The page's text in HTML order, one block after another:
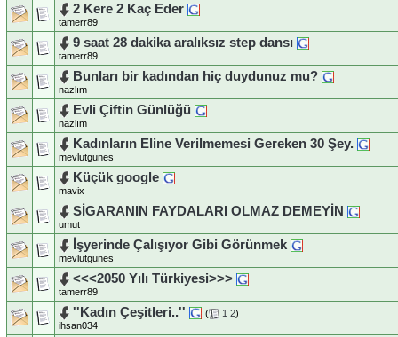
2 Kere 2 Kaç Eder
tamerr89
9 saat 28 dakika aralıksız step dansı
tamerr89
Bunları bir kadından hiç duydunuz mu?
nazlım
Evli Çiftin Günlüğü
nazlım
Kadınların Eline Verilmemesi Gereken 30 Şey.
mevlutgunes
Küçük google
mavix
SİGARANIN FAYDALARI OLMAZ DEMEYİN
umut
İşyerinde Çalışıyor Gibi Görünmek
mevlutgunes
<<<2050 Yılı Türkiyesi>>>
tamerr89
''Kadın Çeşitleri..'' ( 1 2)
ihsan034